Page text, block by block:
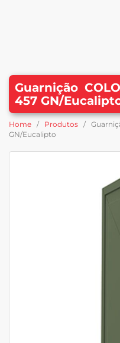
Guarnição
457 GN/
Home / Produtos/
GN/Eucalipto